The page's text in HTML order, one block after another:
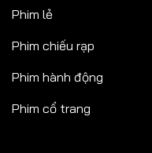
Phim lẻ
Phim chiếu rạp
Phim hành động
Phim cổ trang